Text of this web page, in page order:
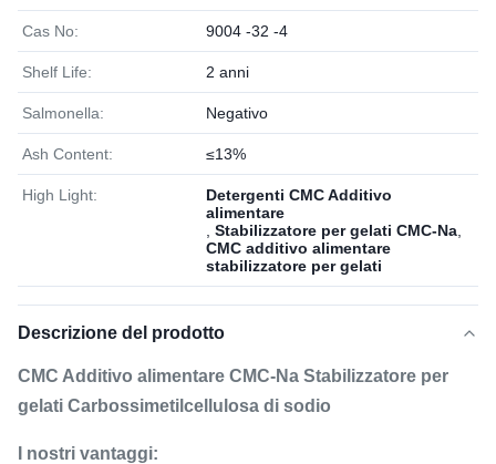
Cas No: 9004 -32 -4
Shelf Life: 2 anni
Salmonella: Negativo
Ash Content: ≤13%
High Light:
Detergenti CMC Additivo
alimentare
Stabilizzatore per gelati CMC-Na
CMC additivo alimentare
stabilizzatore per gelati
Descrizione del prodotto
CMC Additivo alimentare CMC-Na Stabilizzatore per
gelati Carbossimetilcellulosa di sodio
I nostri vantaggi: